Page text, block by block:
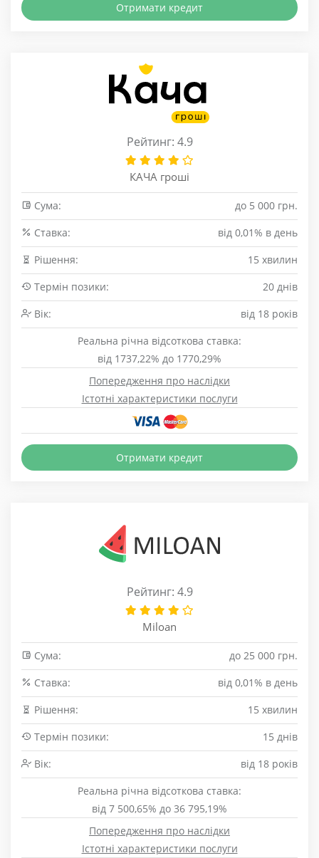
Отримати кредит
Рейтинг: 4.9
КАЧА гроші
Сума:
до 5 000 грн.
Cтавка:
від 0,01% в день
Рішення:
15 хвилин
Термін позики:
20 днів
Вік:
від 18 років
Реальна річна відсоткова ставка:
від 1737,22% до 1770,29%
Попередження про наслідки
Істотні характеристики послуги
Отримати кредит
Рейтинг: 4.9
Miloan
Сума:
до 25 000 грн.
Cтавка:
від 0,01% в день
Рішення:
15 хвилин
Термін позики:
15 днів
Вік:
від 18 років
Реальна річна відсоткова ставка:
від 7 500,65% до 36 795,19%
Попередження про наслідки
Істотні характеристики послуги